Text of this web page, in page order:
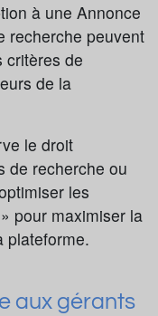
à une Annonce
recherche peuvent
critères de
de la
le droit
de recherche ou
les
pour maximiser la
plateforme.
aux gérants